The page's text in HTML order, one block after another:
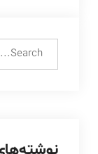
Search